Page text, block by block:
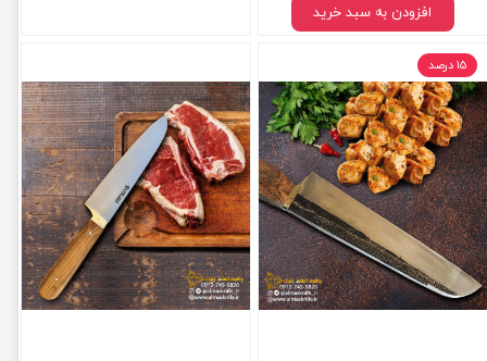
افزودن به سبد خرید
۱۵ درصد